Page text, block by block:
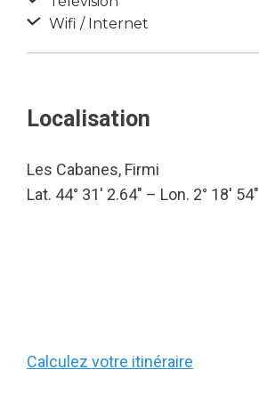
Wifi / Internet
Localisation
Les Cabanes, Firmi
Lat. 44° 31′ 2.64″ – Lon. 2° 18′ 54″
Calculez votre itinéraire